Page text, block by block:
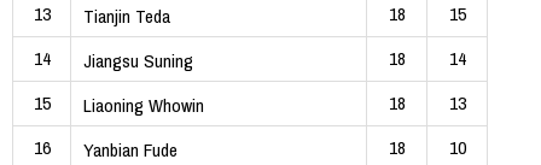
13
Tianjin Teda 18
15
14
Jiangsu Suning 18
14
15
Liaoning Whowin 18
13
16
Yanbian Fude 18 10